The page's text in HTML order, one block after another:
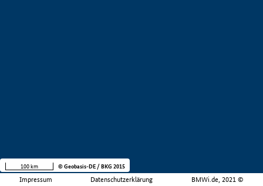
Impressum Datenschutzerklärung BMWi.de, 2021 ©
100 km © Geobasis-DE / BKG 2015